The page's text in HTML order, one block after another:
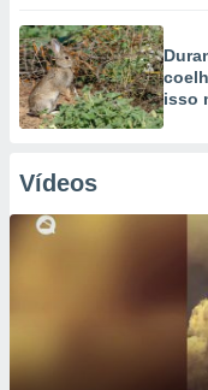
isso
Vídeos